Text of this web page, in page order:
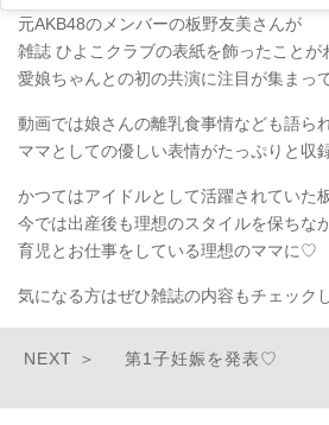
元AKB48のメンバーの板野友美さんが
雑誌 ひよこクラブの表紙を飾ったこと
愛娘ちゃんとの初の共演に注目が集まっ
動画では娘さんの離乳食事情なども語ら
ママとしての優しい表情がたっぷりと収
かつてはアイドルとして活躍されていた
今では出産後も理想のスタイルを保ちな
育児とお仕事をしている理想のママに♡
気になる方はぜひ雑誌の内容もチェック
第1子妊娠を発表♡